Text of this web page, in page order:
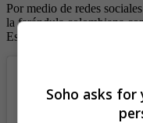
Por medio de redes
la farándula colombiana
Espitia.
Soho asks for